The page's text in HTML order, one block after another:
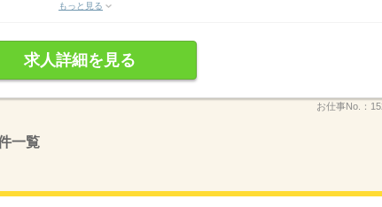
もっと見る
求人詳細を見る
お仕事No.：
一覧